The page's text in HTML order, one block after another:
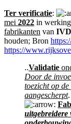
Ter verificatie:
mei 2022 in werking
fabrikanten van IVD
houden; Bron
https://
..Validatie
Door de
toezicht op
aangescherpt.
uitgebreidere